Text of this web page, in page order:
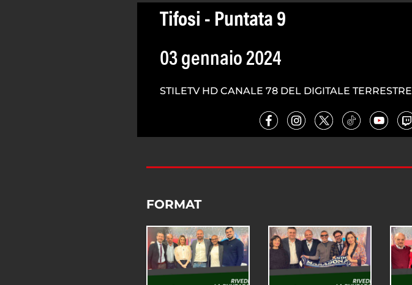
Tifosi - Puntata 9
03 gennaio 2024
STILETV HD CANALE 78 DEL DIGITALE TERRESTRE
FORMAT